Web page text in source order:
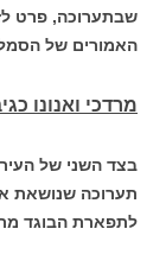
שבתערוכה, פרט
האמורים של
מרדכי ואנונו
בצד השני של
תערוכה שנושאת
לתפארת הבוגד